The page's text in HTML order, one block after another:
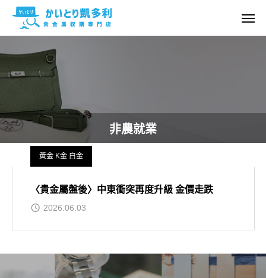
非農就業
黃金 K金 白金
〈貴金屬盤後〉中東衝突再度升級 金價走跌
2026.06.03